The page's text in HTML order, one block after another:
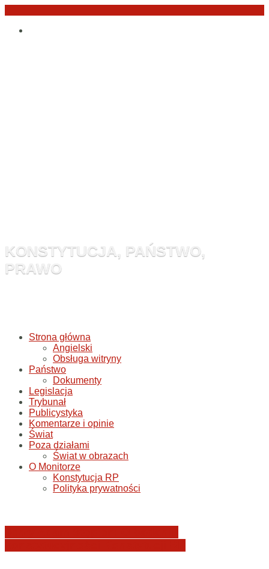
Przejdź
KONSTYTUCJA, PAŃSTWO,
PRAWO
Strona główna
Angielski
Obsługa witryny
Państwo
Dokumenty
Legislacja
Trybunał
Publicystyka
Komentarze i opinie
Świat
Poza działami
Świat w obrazach
O Monitorze
Konstytucja RP
Polityka prywatności